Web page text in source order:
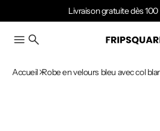
Livraison gratuite dès
Accueil Robe en velours bleu avec col